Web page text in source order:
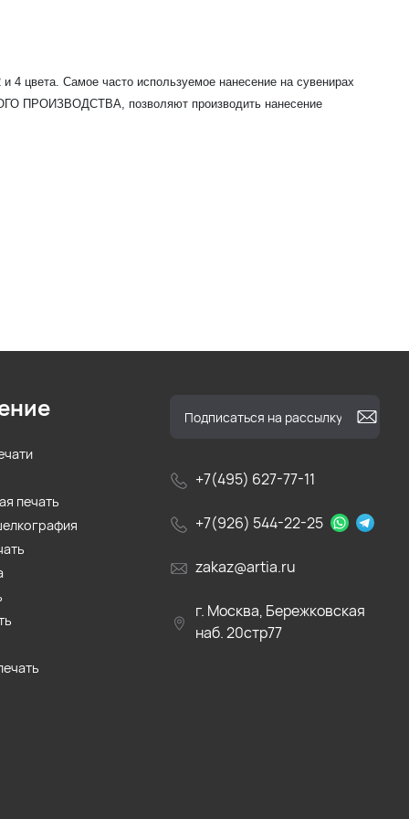
цвета. Самое часто используемое нанесение на сувенирах
ПРОИЗВОДСТВА, позволяют производить нанесение
+7(495) 627-77-11
+7(926) 544-22-25
zakaz@artia.ru
г. Москва, Бережковская
наб. 20стр77
печать